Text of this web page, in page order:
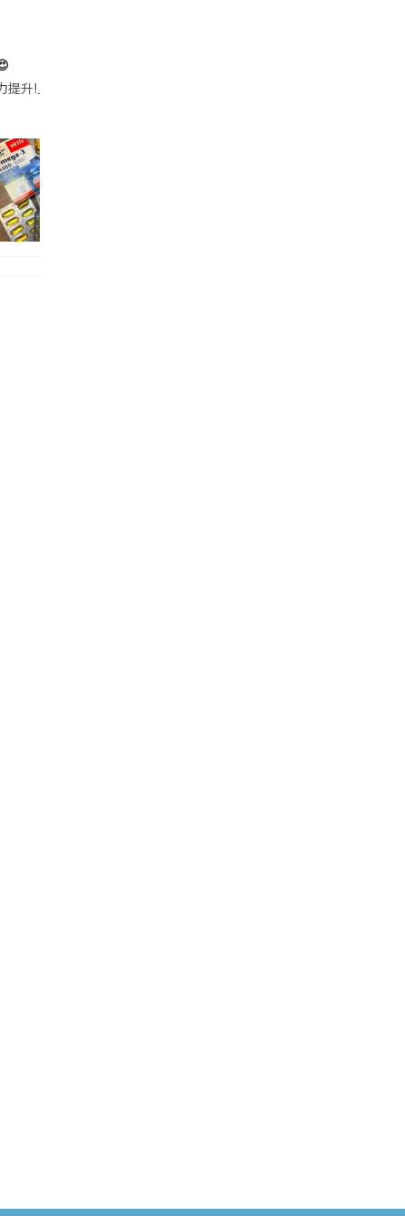
帶的行動電源機身已標示「10000mAh」，卻仍被要求當場丟
提升!｣ 長時間對住電腦､剪片寫稿,成日覺得眼睛乾澀､腦袋好似｢斷